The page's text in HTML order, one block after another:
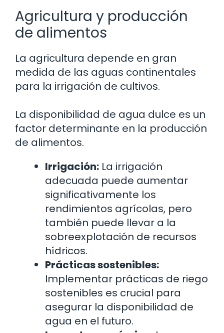
Agricultura y producción
de alimentos
La agricultura depende en gran
medida de las aguas continentales
para la irrigación de cultivos.
La disponibilidad de agua dulce es un
factor determinante en la producción
de alimentos.
Irrigación: La irrigación
adecuada puede aumentar
significativamente los
rendimientos agrícolas, pero
también puede llevar a la
sobreexplotación de recursos
hídricos.
Prácticas sostenibles:
Implementar prácticas de riego
sostenibles es crucial para
asegurar la disponibilidad de
agua en el futuro.